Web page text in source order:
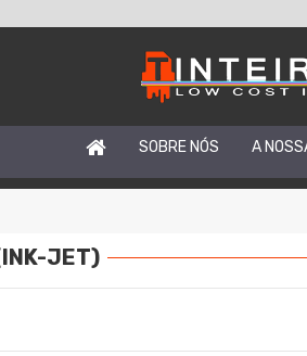
SOBRE NÓS A
JET)